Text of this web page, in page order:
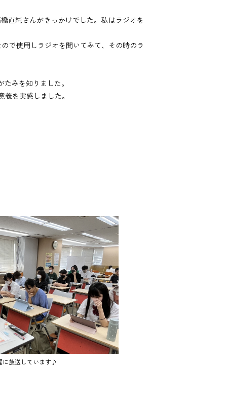
直純さんがきっかけでした。私はラジオを
で使用しラジオを聞いてみて、その時のラ
みを知りました。
を実感しました。
に放送しています♪